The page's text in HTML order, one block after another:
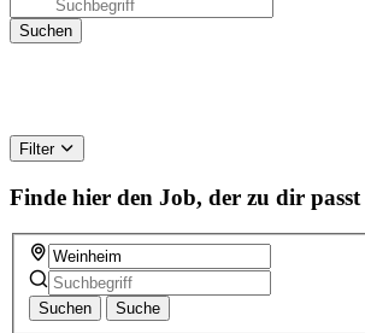
Filter
Finde hier den Job, der zu dir passt
Suchen Suche